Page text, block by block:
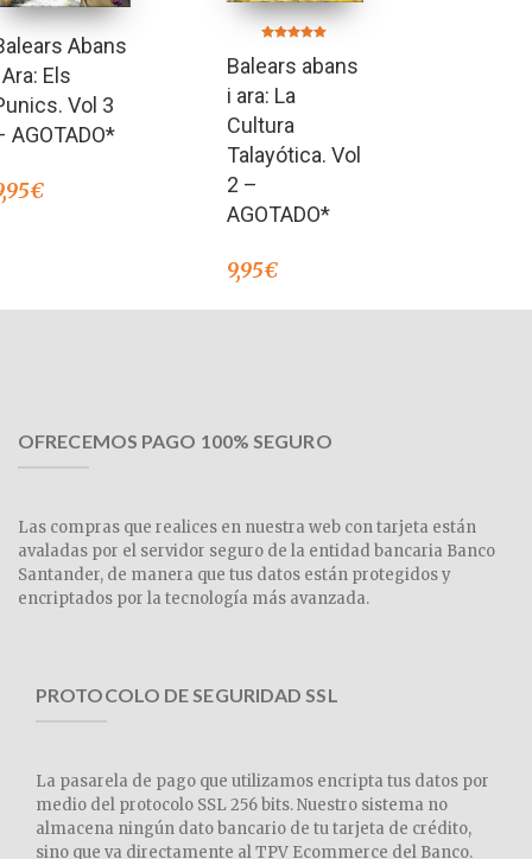
Abans
Els
Vol 3
AGOTADO*
€
5.00
de 5
Balears abans
i ara: La
Cultura
Talayótica. Vol
2 –
AGOTADO*
9,95€
OFRECEMOS PAGO 100% SEGURO
Las compras que realices en nuestra web con tarjeta están
avaladas por el servidor seguro de la entidad bancaria Banco
Santander, de manera que tus datos están protegidos y
encriptados por la tecnología más avanzada.
PROTOCOLO DE SEGURIDAD SSL
La pasarela de pago que utilizamos encripta tus datos por
medio del protocolo SSL 256 bits. Nuestro sistema no
almacena ningún dato bancario de tu tarjeta de crédito,
sino que va directamente al TPV Ecommerce del Banco.